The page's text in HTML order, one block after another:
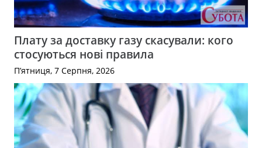
Плату за доставку газу скасували: кого
стосуються нові правила
П’ятниця, 7 Серпня, 2026